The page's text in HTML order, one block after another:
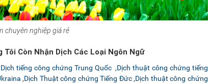
chuyên nghiệp giá rẻ
Còn Nhận Dịch Các Loại Ngôn Ngữ
Dịch tiếng công chứng Trung Quốc ,Dịch thuật công chứng tiếng
,Dịch Thuật công chứng Tiếng Đức,Dịch thuật công chứng